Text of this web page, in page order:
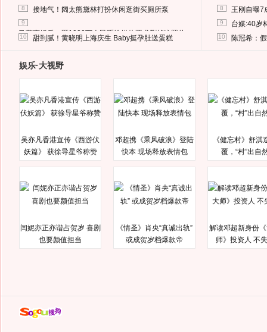
8 接地气！阔太熊黛林打扮休闲逛街买厕所泵
9
马蓉离婚后，砸1000万人民币给媒体要求删掉这照片
10 甜到腻！黄晓明上海庆生 Baby挺孕肚送蛋糕
8 王刚自曝7
9 台媒:40岁
10 陈冠希：
娱乐·大视野
吴亦凡香港宣传《西游伏
妖篇》 获徐导星爷称赞
邓超携《乘风破浪》登陆
快本 现场释放表情包
《健忘村》舒淇
覆，“村”出自
闫妮亦正亦谐占贺岁 喜剧
也要颜值担当
《情圣》肖央“真诚出轨”
或成贺岁档爆款帝
解读邓超新身份
师》投资人 不